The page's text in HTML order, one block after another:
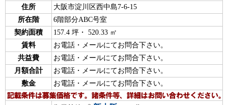
住所
大阪市淀川区西中島7-6-15
所在階
6階部分ABC号室
契約面積
157.4 坪・ 520.33 ㎡
賃料
お電話・メールにてお問合下さい。
共益費
お電話・メールにてお問合下さい。
月額合計
お電話・メールにてお問合下さい。
敷金
お電話・メールにてお問合下さい。